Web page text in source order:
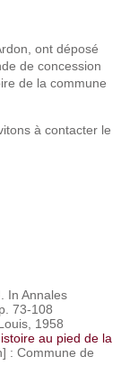
ont déposé
de concession
de la commune
à contacter le
In Annales
73-108
1958
au pied de la
: Commune de